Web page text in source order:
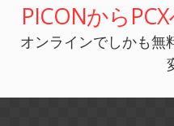
PICONから
オンラインでしかも無